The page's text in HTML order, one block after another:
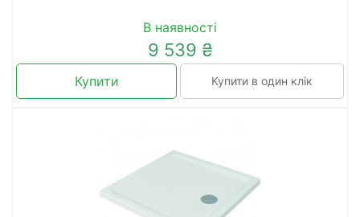
В наявності
9 539 ₴
Купити Купити в один клік